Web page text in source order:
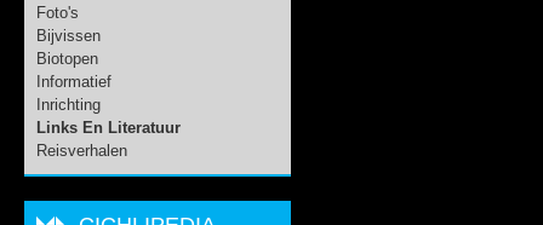
Foto's
Bijvissen
Biotopen
Informatief
Inrichting
Links En Literatuur
Reisverhalen